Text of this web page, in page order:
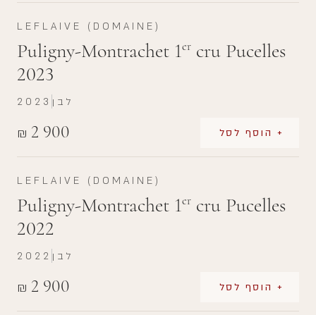
LEFLAIVE (DOMAINE)
Puligny-Montrachet 1er cru Pucelles
2023
₪ 2 900 + הוסף לסל
2023 לבן
LEFLAIVE (DOMAINE)
Puligny-Montrachet 1er cru Pucelles
2022
₪ 2 900 + הוסף לסל
2022 לבן